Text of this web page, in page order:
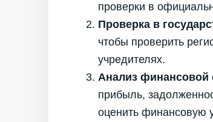
проверки в
Проверка в
чтобы проверить
учредителях.
Анализ финансовой
прибыль,
оценить финансовую